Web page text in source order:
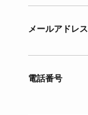
メールアドレス
電話番号